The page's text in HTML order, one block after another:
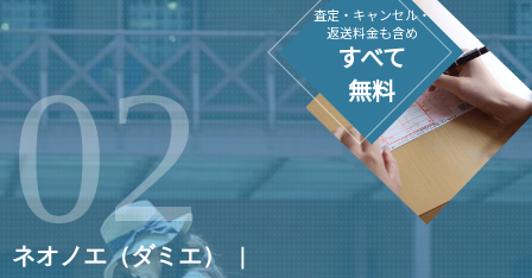
査定・キャンセル・
返送料金も含め
すべて
無料
ネオノエ（ダミエ）